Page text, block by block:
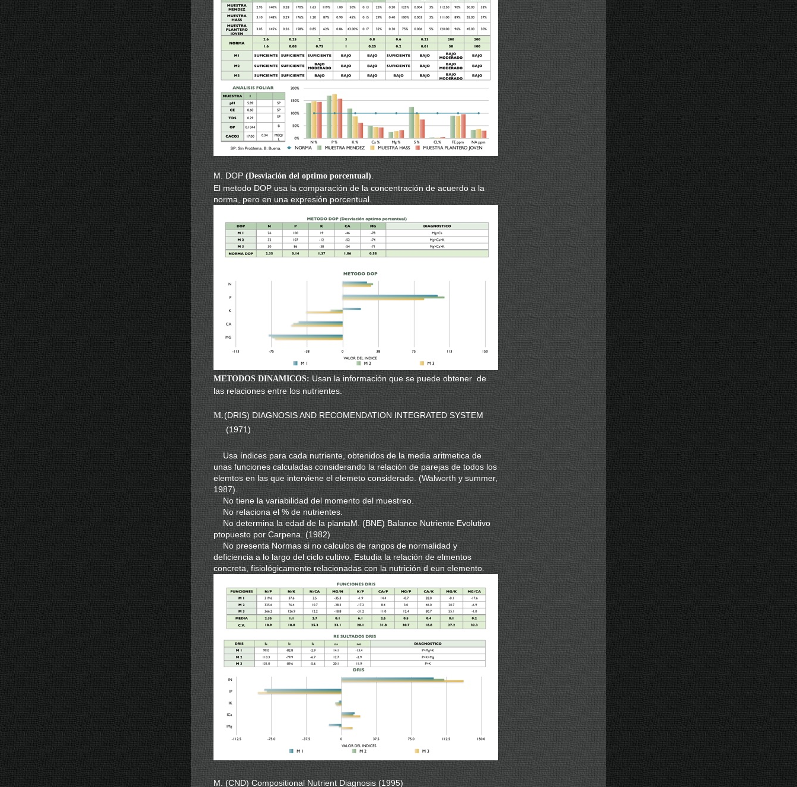
M. DOP (Desviación del optimo porcentual) .
El metodo DOP usa la comparación de la concentración de acuerdo a la
norma, pero en una expresión porcentual.
METODOS DINAMICOS:Usan la información que se puede obtener de
las relaciones entre los nutrientes.
M.(DRIS) DIAGNOSIS AND RECOMENDATION INTEGRATED SYSTEM
(1971)
Usa índices para cada nutriente, obtenidos de la media aritmetica de
unas funciones calculadas considerando la relación de parejas de todos los
elemtos en las que interviene el elemeto considerado. (Walworth y summer,
1987).
No tiene la variabilidad del momento del muestreo.
No relaciona el % de nutrientes.
No determina la edad de la plantaM. (BNE) Balance Nutriente Evolutivo
ptopuesto por Carpena. (1982)
No presenta Normas si no calculos de rangos de normalidad y
deficiencia a lo largo del ciclo cultivo. Estudia la relación de elmentos
concreta, fisiológicamente relacionadas con la nutrición d eun elemento.
M. (CND) Compositional Nutrient Diagnosis (1995)